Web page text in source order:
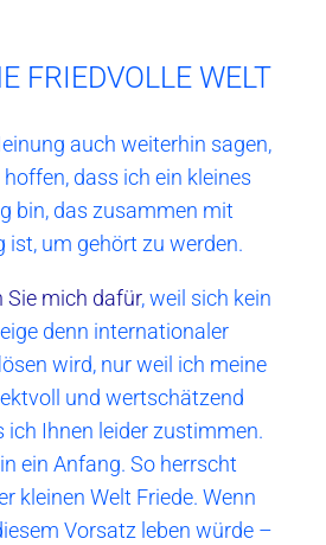
FRIEDVOLLE WELT
auch weiterhin sagen,
dass ich ein kleines
bin, das zusammen mit
ist, um gehört zu werden.
Sie mich dafür, weil sich kein
denn internationaler
wird, nur weil ich meine
und wertschätzend
ich Ihnen leider zustimmen.
ein Anfang. So herrscht
kleinen Welt Friede. Wenn
Vorsatz leben würde –